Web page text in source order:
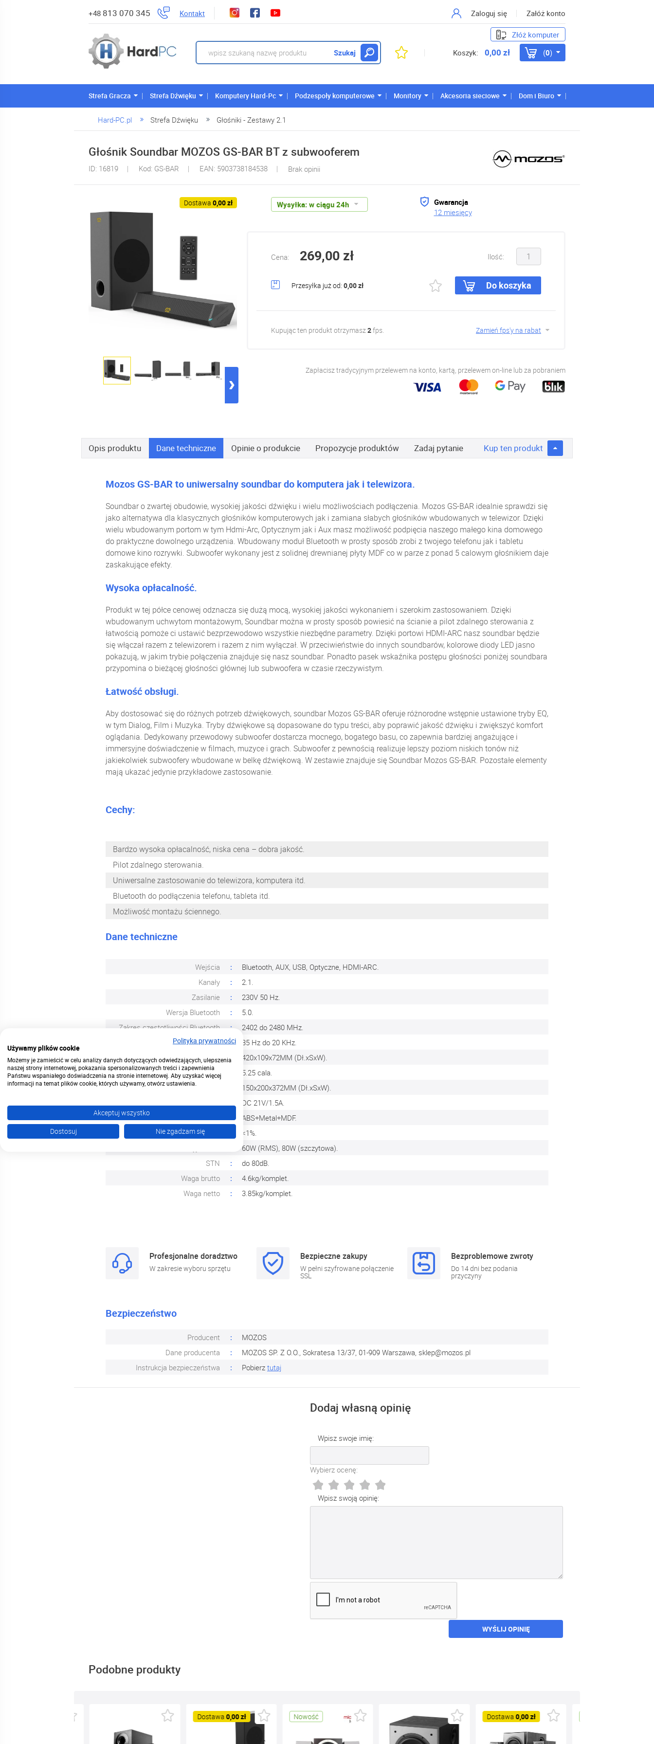
+48 813 070 345 Kontakt
Złóż komputer
Zaloguj się Załóż konto
Strefa Gracza Strefa Dźwięku Komputery Hard-Pc Podzespoły komputerowe Monitory Akcesoria sieciowe Dom i Biuro
Szukaj Koszyk: 0,00 zł 0
Hard-PC.pl Strefa Dźwięku Głośniki - Zestawy 2.1
Głośnik Soundbar MOZOS GS-BAR BT z subwooferem
ID: 16819 Kod: GS-BAR EAN: 5903738184538 Brak opinii
Dostawa 0,00 zł Wysyłka: w ciągu 24h
Gwarancja
12 miesięcy
Cena: 269,00 zł Ilość:
Do koszyka
Przesyłka już od: 0,00 zł
Kupując ten produkt otrzymasz2fps. Zamień fps'y na rabat
Zapłacisz tradycyjnym przelewem na konto, kartą, przelewem on-line lub za pobraniem
Opis produktu Danetechniczne Opinieo produkcie Propozycje produktów Zadaj pytanie Kup ten produkt
Mozos GS-BAR to uniwersalny soundbar do komputera jak i telewizora.
Soundbar o zwartej obudowie, wysokiej jakości dźwięku i wielu możliwościach podłączenia. Mozos GS-BAR idealnie sprawdzi się
jako alternatywa dla klasycznych głośników komputerowych jak i zamiana słabych głośników wbudowanych w telewizor. Dzięki
wielu wbudowanym portom w tym Hdmi-Arc, Optycznym jak i Aux masz możliwość podpięcia naszego małego kina domowego
do praktyczne dowolnego urządzenia. Wbudowany moduł Bluetooth w prosty sposób zrobi z twojego telefonu jak i tabletu
domowe kino rozrywki. Subwoofer wykonany jest z solidnej drewnianej płyty MDF co w parze z ponad 5 calowym głośnikiem daje
zaskakujące efekty.
Wysoka opłacalność.
Produkt w tej półce cenowej odznacza się dużą mocą, wysokiej jakości wykonaniem i szerokim zastosowaniem. Dzięki
wbudowanym uchwytom montażowym, Soundbar można w prosty sposób powiesić na ścianie a pilot zdalnego sterowania z
łatwością pomoże ci ustawić bezprzewodowo wszystkie niezbędne parametry. Dzięki portowi HDMI-ARC nasz soundbar będzie
się włączał razem z telewizorem i razem z nim wyłączał. W przeciwieństwie do innych soundbarów, kolorowe diody LED jasno
pokazują, w jakim trybie połączenia znajduje się nasz soundbar. Ponadto pasek wskaźnika postępu głośności poniżej soundbara
przypomina o bieżącej głośności głównej lub subwoofera w czasie rzeczywistym.
Łatwość obsługi.
Aby dostosować się do różnych potrzeb dźwiękowych, soundbar Mozos GS-BAR oferuje różnorodne wstępnie ustawione tryby EQ,
w tym Dialog, Film i Muzyka. Tryby dźwiękowe są dopasowane do typu treści, aby poprawić jakość dźwięku i zwiększyć komfort
oglądania. Dedykowany przewodowy subwoofer dostarcza mocnego, bogatego basu, co zapewnia bardziej angażujące i
immersyjne doświadczenie w filmach, muzyce i grach. Subwoofer z pewnością realizuje lepszy poziom niskich tonów niż
jakiekolwiek subwoofery wbudowane w belkę dźwiękową. W zestawie znajduje się Soundbar Mozos GS-BAR. Pozostałe elementy
mają ukazać jedynie przykładowe zastosowanie.
Cechy:
Bardzo wysoka opłacalność, niska cena – dobra jakość.
Pilot zdalnego sterowania.
Uniwersalne zastosowanie do telewizora, komputera itd.
Bluetooth do podłączenia telefonu, tableta itd.
Możliwość montażu ściennego.
Dane techniczne
Wejścia
Bluetooth, AUX, USB, Optyczne, HDMI-ARC.
Kanały
2.1.
Zasilanie
230V 50 Hz.
Wersja Bluetooth
5.0.
Zakres częstotliwości Bluetooth
2402 do 2480 MHz.
Pasmo przenoszenia
35 Hz do 20 KHz.
Rozmiar soundbara
420x109x72MM (Dł.xSxW).
Subwoofer przewodowy
5.25 cala.
Rozmiar
150x200x372MM (Dł.xSxW).
DC 21V/1.5A.
ABS+Metal+MDF.
Zniekształcenia
<1%.
60W (RMS), 80W (szczytowa).
STN
do 80dB.
Waga brutto
4.6kg/komplet.
Waga netto
3.85kg/komplet.
Profesjonalne doradztwo
W zakresie wyboru sprzętu
Bezpieczne zakupy
W pełni szyfrowane połączenie
SSL
Bezproblemowe zwroty
Do 14 dni bez podania
przyczyny
Bezpieczeństwo
Producent
MOZOS
Dane producenta
MOZOS SP. Z O.O., Sokratesa 13/37, 01-909 Warszawa, sklep@mozos.pl
Instrukcja bezpieczeństwa
Pobierz tutaj
Dodaj własną opinię
Wpisz swoje imię:
Wybierz ocenę:
Wpisz swoją opinię:
WYŚLIJ OPINIĘ
Podobne produkty
Dostawa0,00 zł Nowość Dostawa0,00 zł
Polityka prywatności
Używamy plików cookie
Możemy je zamieścić w celu analizy danych dotyczących odwiedzających, ulepszenia
naszej strony internetowej, pokazania spersonalizowanych treści i zapewnienia
Państwu wspaniałego doświadczenia na stronie internetowej. Aby uzyskać więcej
informacji na temat plików cookie, których używamy, otwórz ustawienia.
Akceptuj wszystko
Dostosuj
Nie zgadzam się